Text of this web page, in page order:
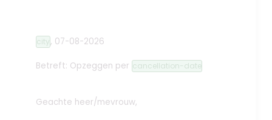
city, 07-08-2026
Betreft: Opzeggen per cancellation-date
Geachte heer/mevrouw,